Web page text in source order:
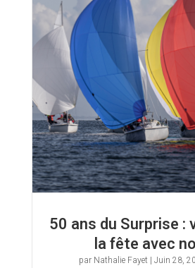
50 ans du Surprise :
la fête avec
par Nathalie Fayet| Juin 28,